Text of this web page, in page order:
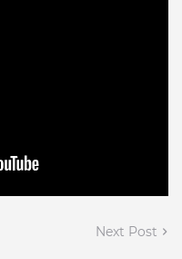
Next Post